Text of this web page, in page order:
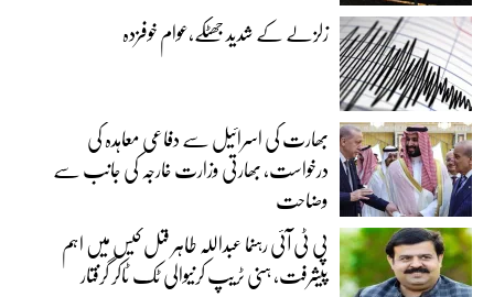
زلزلے کے شدید جھٹکے،عوام خوفزدہ
بھارت کی اسرائیل سے دفاعی معاہدہ کی
درخواست، بھارتی وزارت خارجہ کی جانب سے
وضاحت
پی ٹی آئی رہنما عبداللہ طاہر قتل کیس میں اہم
پیشرفت، ہنی ٹریپ کرنیوالی ٹک ٹاکر گرفتار